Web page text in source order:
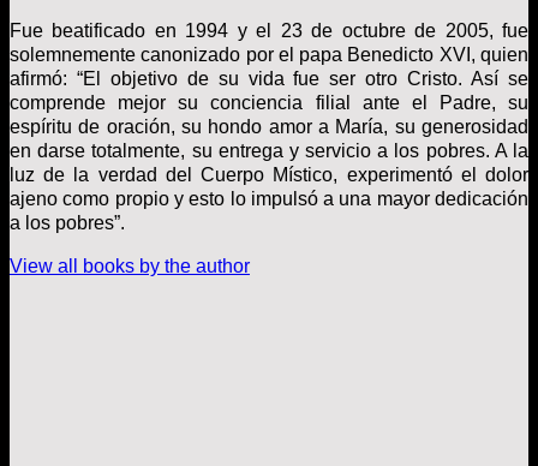
Fue beatificado en 1994 y el 23 de octubre de 2005, fue
solemnemente canonizado por el papa Benedicto XVI, quien
afirmó: “El objetivo de su vida fue ser otro Cristo. Así se
comprende mejor su conciencia filial ante el Padre, su
espíritu de oración, su hondo amor a María, su generosidad
en darse totalmente, su entrega y servicio a los pobres. A la
luz de la verdad del Cuerpo Místico, experimentó el dolor
ajeno como propio y esto lo impulsó a una mayor dedicación
a los pobres”.
View all books by the author